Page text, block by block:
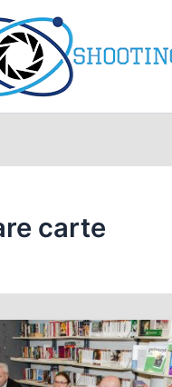
carte